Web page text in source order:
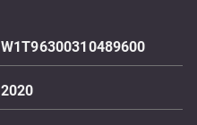
W1T96300310489600
2020